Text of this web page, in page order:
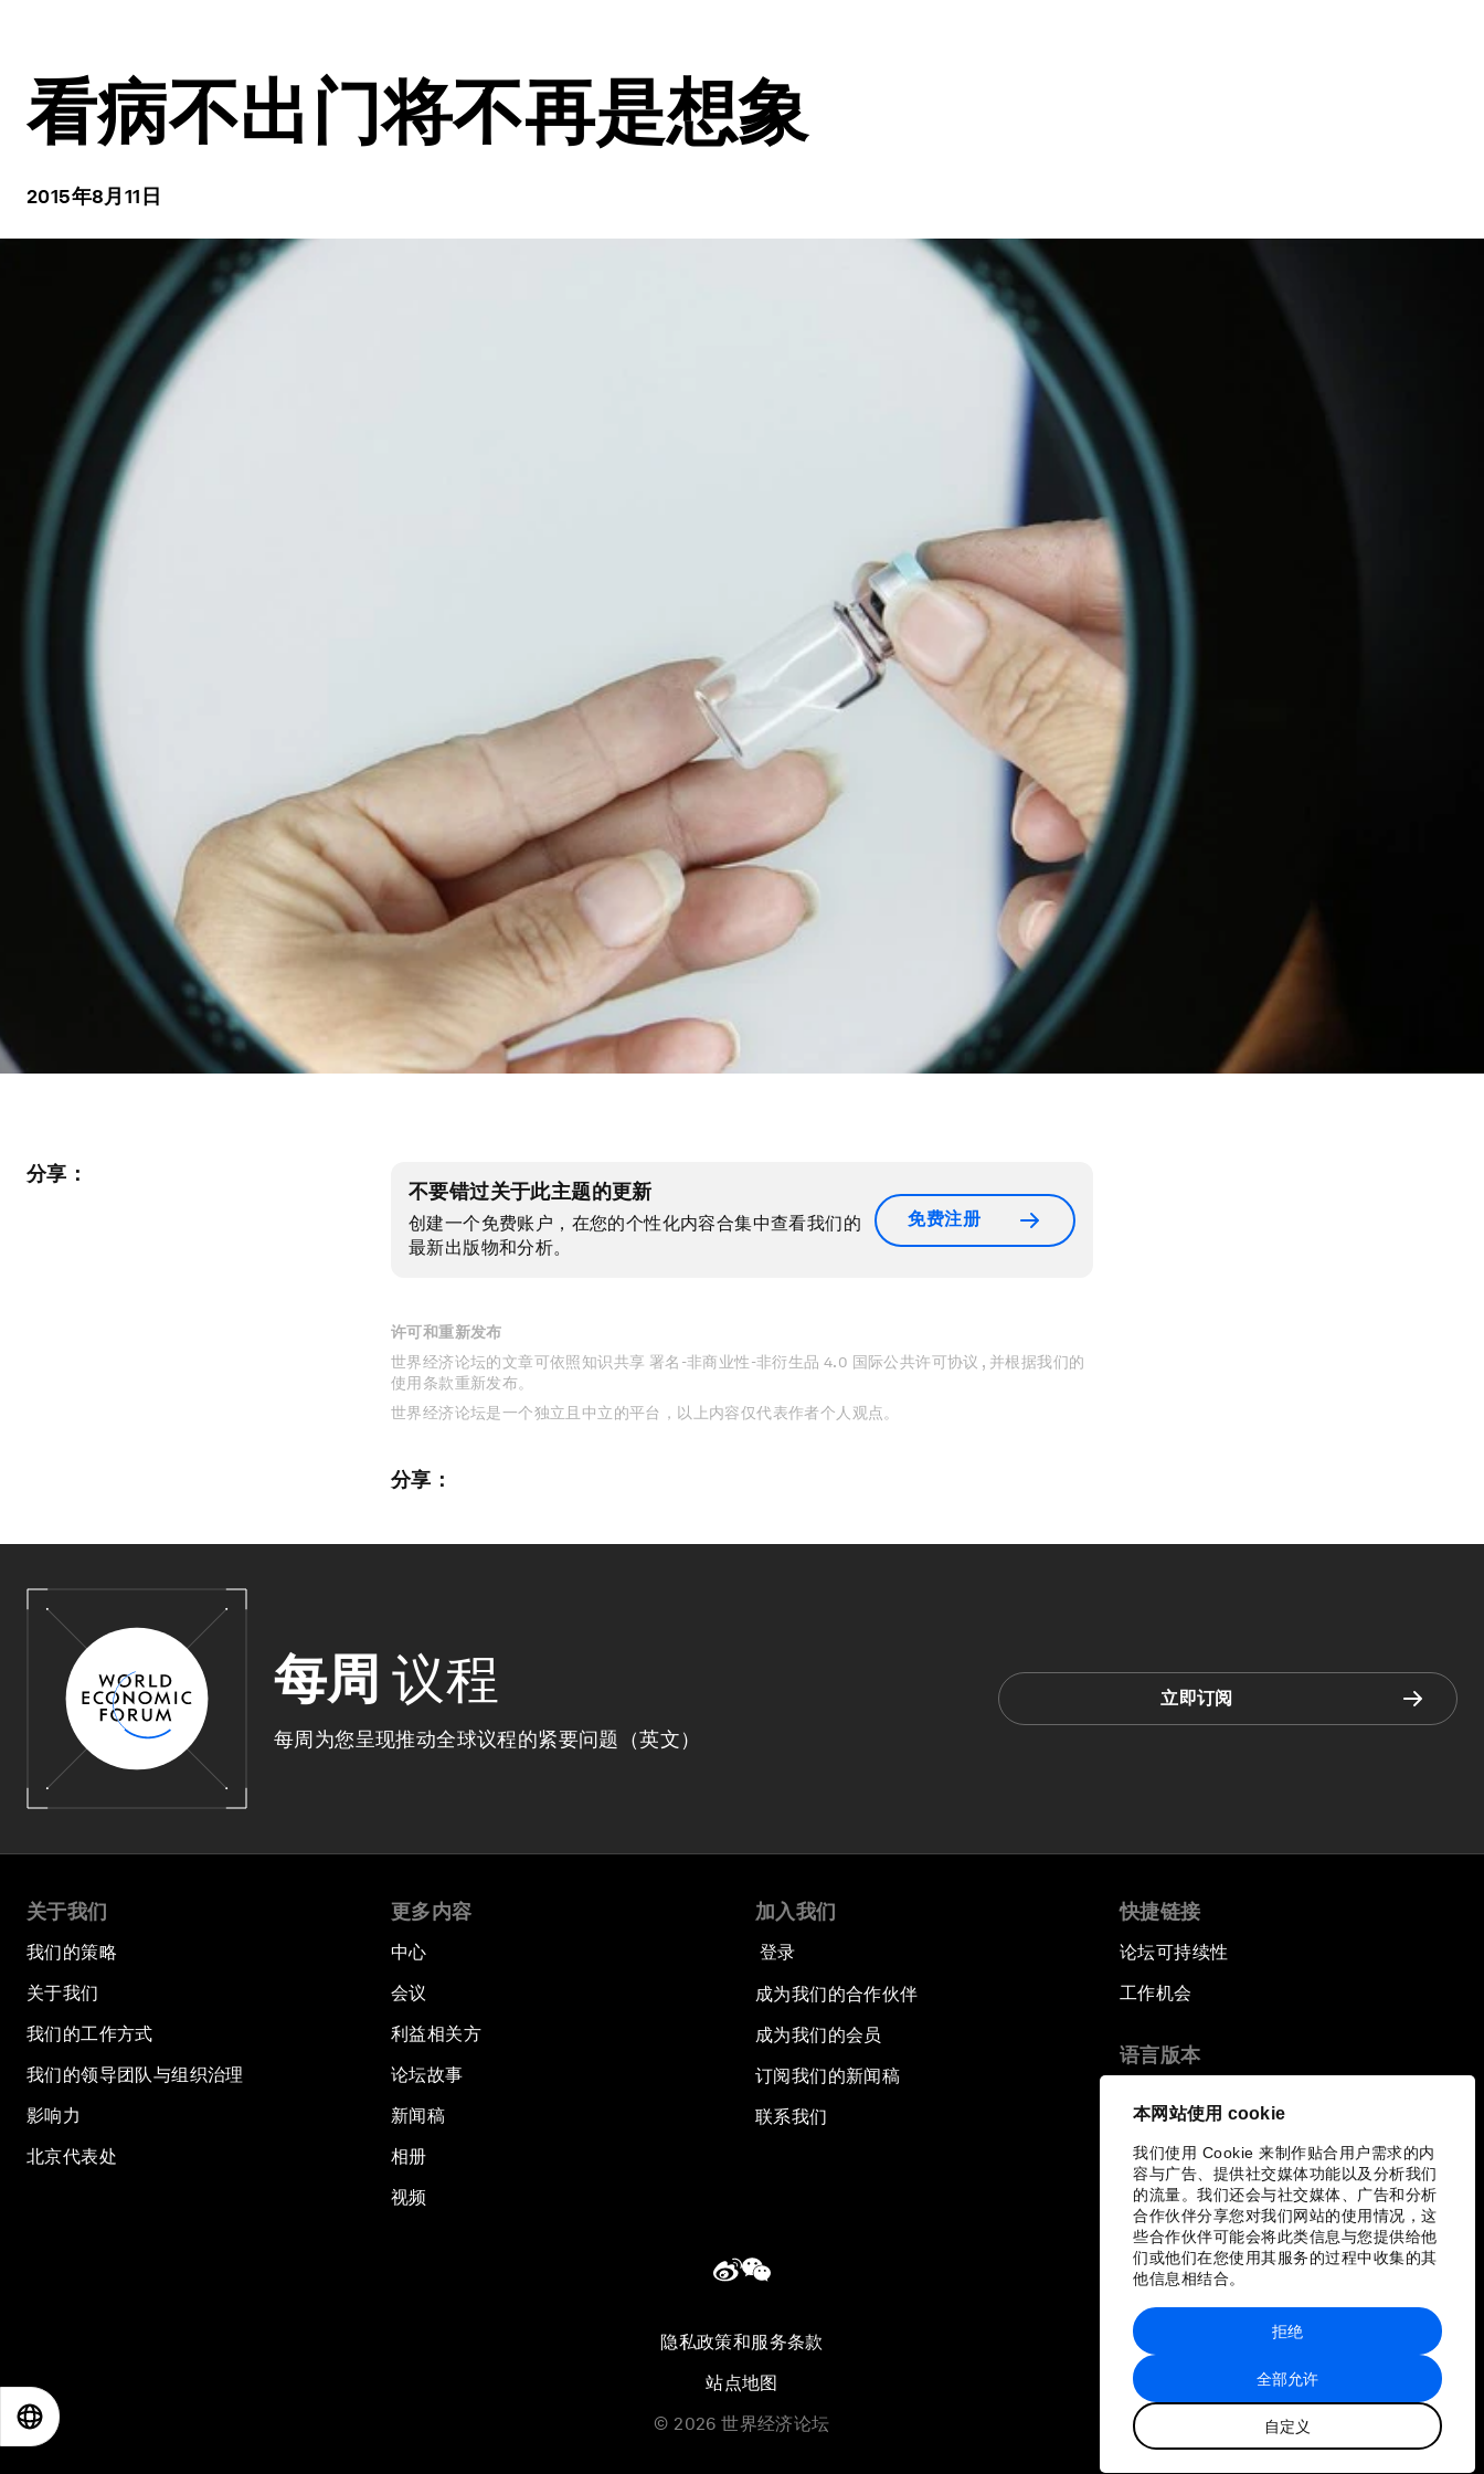
本网站使用 cookie
我们使用 Cookie 来制作贴合用户需求的内
容与广告、提供社交媒体功能以及分析我们
的流量。我们还会与社交媒体、广告和分析
合作伙伴分享您对我们网站的使用情况，这
些合作伙伴可能会将此类信息与您提供给他
们或他们在您使用其服务的过程中收集的其
他信息相结合。
全部允许
自定义
拒绝
看病不出门将不再是想象
2015年8月11日
分享：
不要错过关于此主题的更新
创建一个免费账户，在您的个性化内容合集中查看我们的
最新出版物和分析。
免费注册
许可和重新发布
世界经济论坛的文章可依照知识共享 署名-非商业性-非衍生品 4.0 国际公共许可协议 , 并根据我们的
使用条款重新发布。
世界经济论坛是一个独立且中立的平台，以上内容仅代表作者个人观点。
分享：
每周 议程
每周为您呈现推动全球议程的紧要问题（英文）
立即订阅
关于我们
我们的策略
关于我们
我们的工作方式
我们的领导团队与组织治理
影响力
北京代表处
更多内容
中心
会议
利益相关方
论坛故事
新闻稿
相册
视频
加入我们
登录
成为我们的合作伙伴
成为我们的会员
订阅我们的新闻稿
联系我们
快捷链接
论坛可持续性
工作机会
语言版本
隐私政策和服务条款
站点地图
© 2026 世界经济论坛